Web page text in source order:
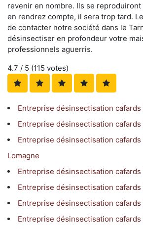
revenir en nombre. Ils se reproduiront
en rendrez compte, il sera trop tard.
de contacter notre société dans le
désinsectiser en profondeur votre
professionnels aguerris.
4.7 / 5 (115 votes)
Entreprise désinsectisation cafards
Entreprise désinsectisation cafards
Entreprise désinsectisation
Lomagne
Entreprise désinsectisation cafards
Entreprise désinsectisation cafards
Entreprise désinsectisation cafards
Entreprise désinsectisation cafards